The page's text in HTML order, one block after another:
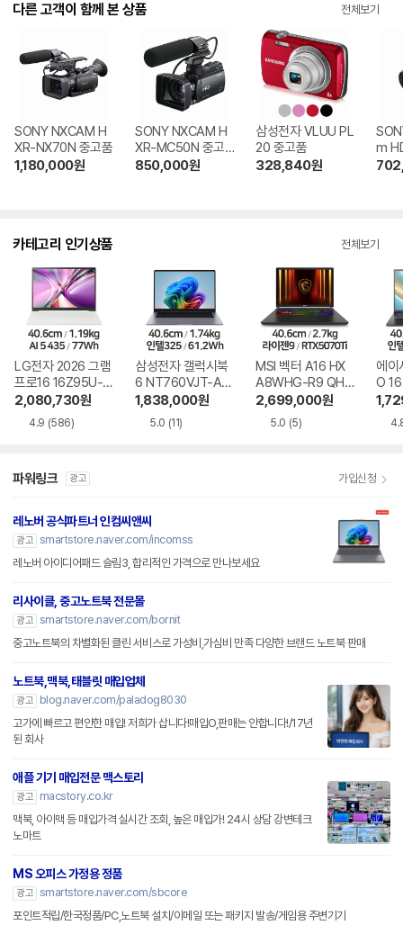
다른 고객이 함께 본 상품 전체보기
SONY NXCAM H
XR-NX70N 중고품
1,180,000원
SONY NXCAM H
XR-MC50N 중고
품
850,000원
삼성전자 VLUU PL
20 중고품
328,840원
m
외구
카테고리 인기상품 전체보기
LG전자 2026 그램
프로16 16Z95U-G
S5WK
2,080,730원
4.9 (586)
삼성전자 갤럭시북
6 NT760VJT-A51
A
1,838,000원
5.0 (11)
MSI 벡터 A16 HX
A8WHG-R9 QHD
+
2,699,000원
5.0 (5)
에이
O
1-
파워링크 광고 가입신청
레노버 공식파트너 인컴씨앤씨
광고 smartstore.naver.com/incomss
레노버 아이디어패드 슬림3, 합리적인 가격으로 만나보세요
리사이클, 중고노트북 전문몰
광고 smartstore.naver.com/bornit
중고노트북의 차별화된 클린 서비스로 가성비,가심비 만족 다양한 브랜드 노트북 판매
노트북,맥북,태블릿 매입업체
광고
blog.naver.com/paladog8030
고가에 빠르고 편안한 매입! 저희가 삽니다!매입O,판매는 안합니다!/17년
된 회사
애플 기기 매입전문 맥스토리
광고
macstory.co.kr
맥북, 아이맥 등 매입가격 실시간 조회, 높은 매입가! 24시 상담 강변테크
노마트
MS 오피스 가정용 정품
광고 smartstore.naver.com/sbcore
포인트적립/한국정품/PC,노트북 설치/이메일 또는 패키지 발송/게임용 주변기기